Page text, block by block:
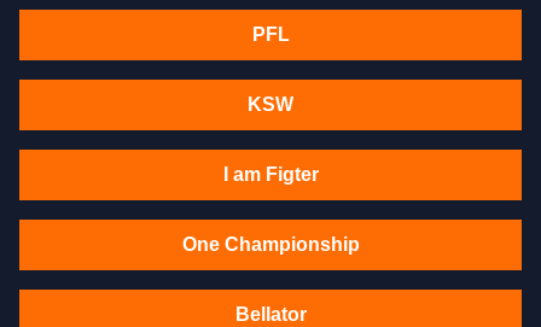
PFL
KSW
I am Figter
One Championship
Bellator